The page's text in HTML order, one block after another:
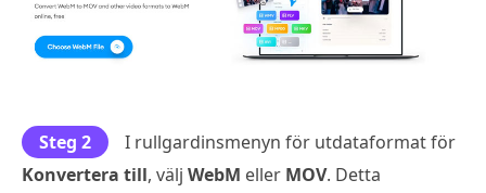
Steg 2
I rullgardinsmenyn för utdataformat för
Konvertera till, välj WebM eller MOV. Detta